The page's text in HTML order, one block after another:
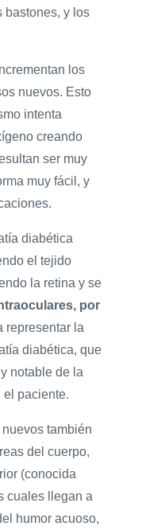
bastones, y los
los
nuevos. Esto
intenta
creando
ser muy
muy fácil, y
diabética
el tejido
la retina y se
por
representar la
diabética, que
notable de la
el paciente.
también
del cuerpo,
(conocida
cuales llegan a
humor acuoso,